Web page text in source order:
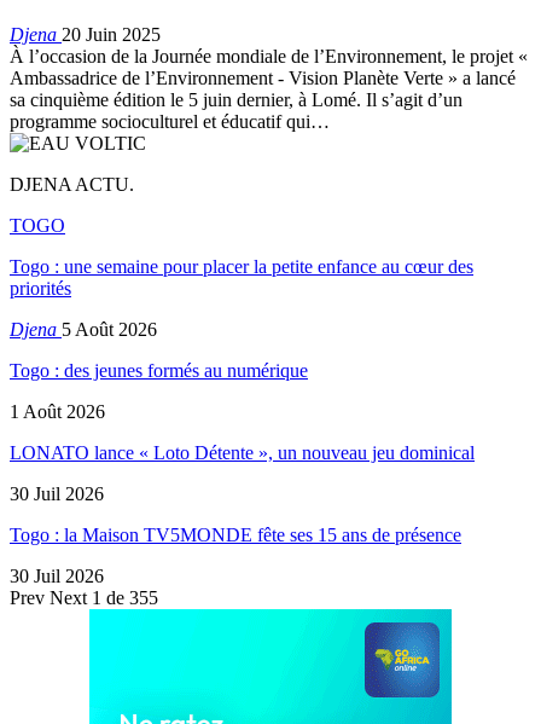
Djena 20 Juin 2025
À l’occasion de la Journée mondiale de l’Environnement, le projet «
Ambassadrice de l’Environnement - Vision Planète Verte » a lancé
sa cinquième édition le 5 juin dernier, à Lomé. Il s’agit d’un
programme socioculturel et éducatif qui…
DJENA ACTU.
TOGO
Togo : une semaine pour placer la petite enfance au cœur des
priorités
Djena 5 Août 2026
Togo : des jeunes formés au numérique
1 Août 2026
LONATO lance « Loto Détente », un nouveau jeu dominical
30 Juil 2026
Togo : la Maison TV5MONDE fête ses 15 ans de présence
30 Juil 2026
Prev Next 1 de 355